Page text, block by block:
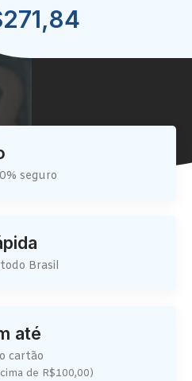
seguro
Brasil
até
cartão
de R$100,00)